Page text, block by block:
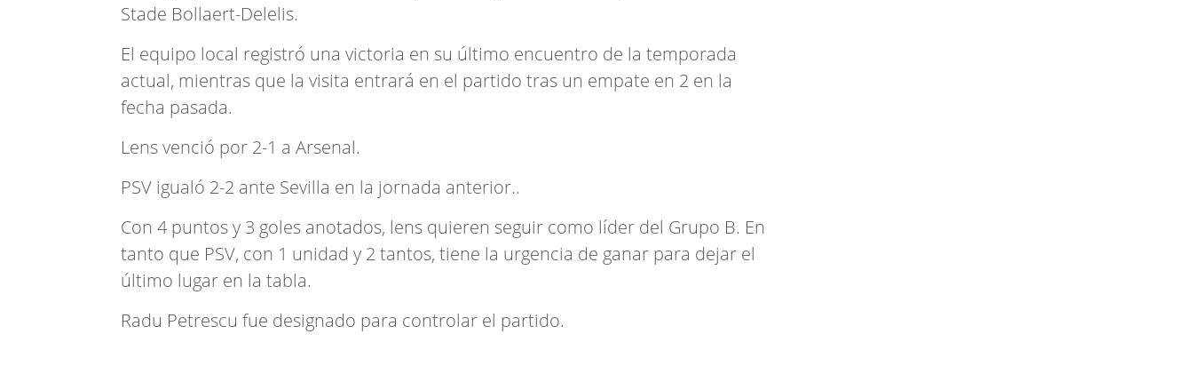
Stade Bollaert-Delelis.
El equipo local registró una victoria en su último encuentro de la temporada
actual, mientras que la visita entrará en el partido tras un empate en 2 en la
fecha pasada.
Lens venció por 2-1 a Arsenal.
PSV igualó 2-2 ante Sevilla en la jornada anterior..
Con 4 puntos y 3 goles anotados, lens quieren seguir como líder del Grupo B. En
tanto que PSV, con 1 unidad y 2 tantos, tiene la urgencia de ganar para dejar el
último lugar en la tabla.
Radu Petrescu fue designado para controlar el partido.